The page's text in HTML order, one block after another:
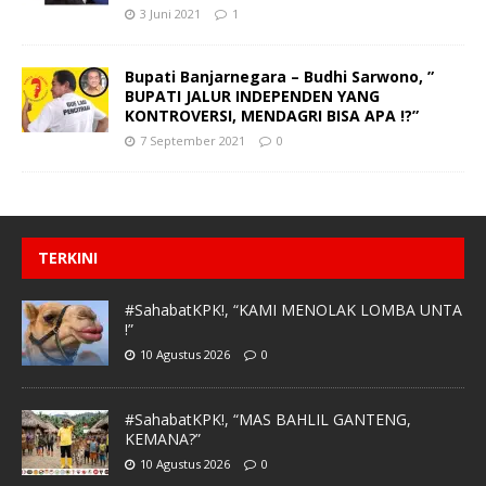
3 Juni 2021 1
Bupati Banjarnegara – Budhi Sarwono, ”
BUPATI JALUR INDEPENDEN YANG
KONTROVERSI, MENDAGRI BISA APA !?”
7 September 2021 0
TERKINI
#SahabatKPK!, “KAMI MENOLAK LOMBA UNTA
!”
10 Agustus 2026 0
#SahabatKPK!, “MAS BAHLIL GANTENG,
KEMANA?”
10 Agustus 2026 0